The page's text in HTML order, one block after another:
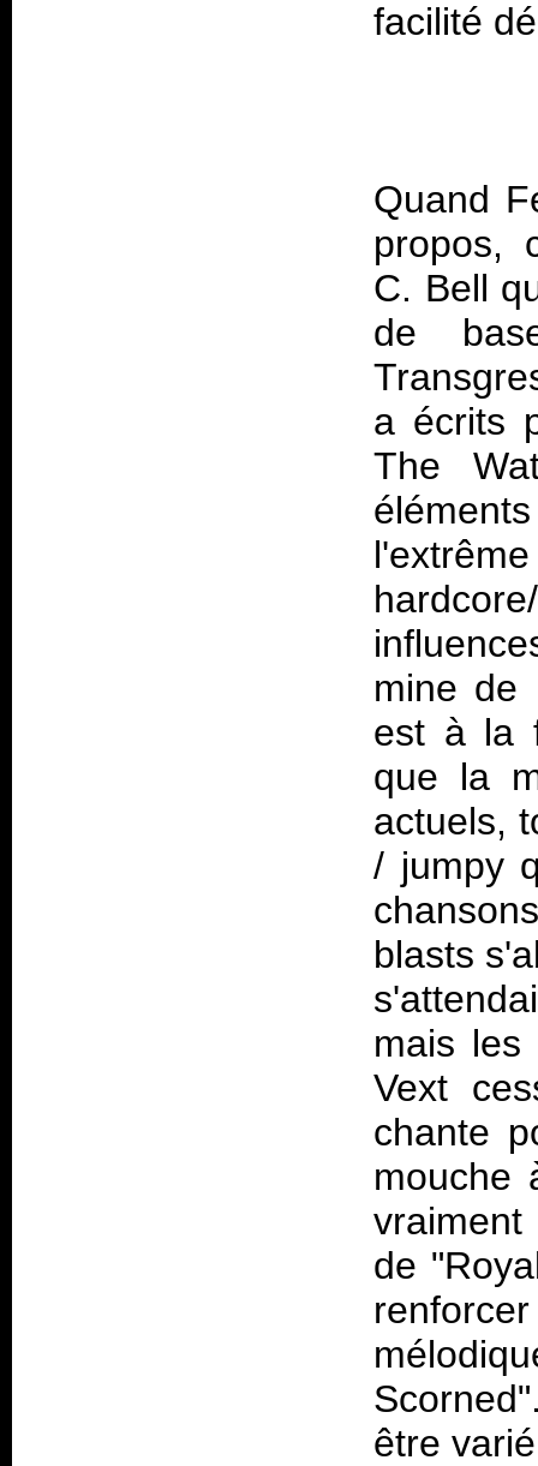
Quand
propos,
C. Bell
de
a écrits
The
mine de
est à la
que la
actuels,
/ jumpy
blasts
mais les
Vext
chante
mouche
de
être